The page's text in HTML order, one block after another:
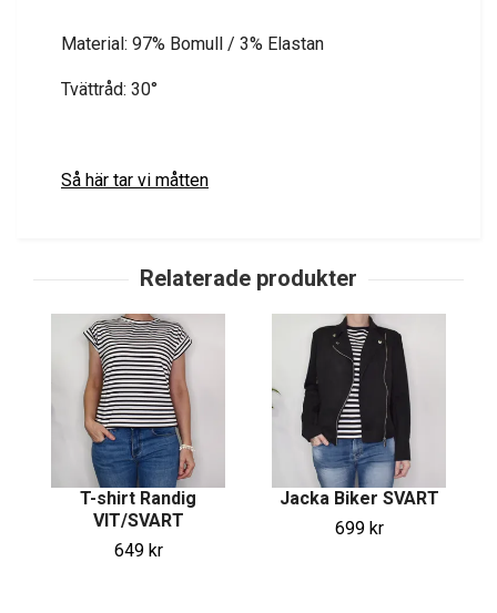
Material: 97% Bomull / 3% Elastan
Tvättråd: 30°
Så här tar vi måtten
T-shirt Randig
VIT/SVART
649 kr
Jacka Biker SVART
699 kr